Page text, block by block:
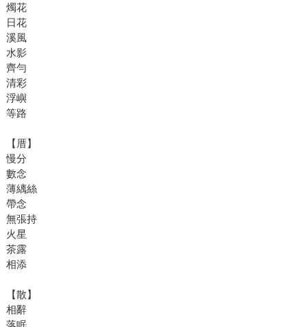
燭花
日花
溪風
水影
齊勻
清彩
浮嶼
等路
【厝】
慢分
數念
薄縭絲
帶念
無張持
火星
茶露
相添
【散】
相辭
落眠